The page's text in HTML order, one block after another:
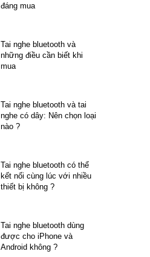
đáng mua
Tai nghe bluetooth và
những điều cần biết khi
mua
Tai nghe bluetooth và tai
nghe có dây: Nên chọn loại
nào ?
Tai nghe bluetooth có thể
kết nối cùng lúc với nhiều
thiết bị không ?
Tai nghe bluetooth dùng
được cho iPhone và
Android không ?